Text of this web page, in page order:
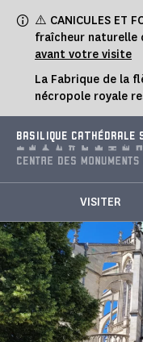
⚠️ CANICULES ET
fraîcheur naturelle
avant votre visite
La Fabrique de la
nécropole royale
BASILIQUE
VISITER